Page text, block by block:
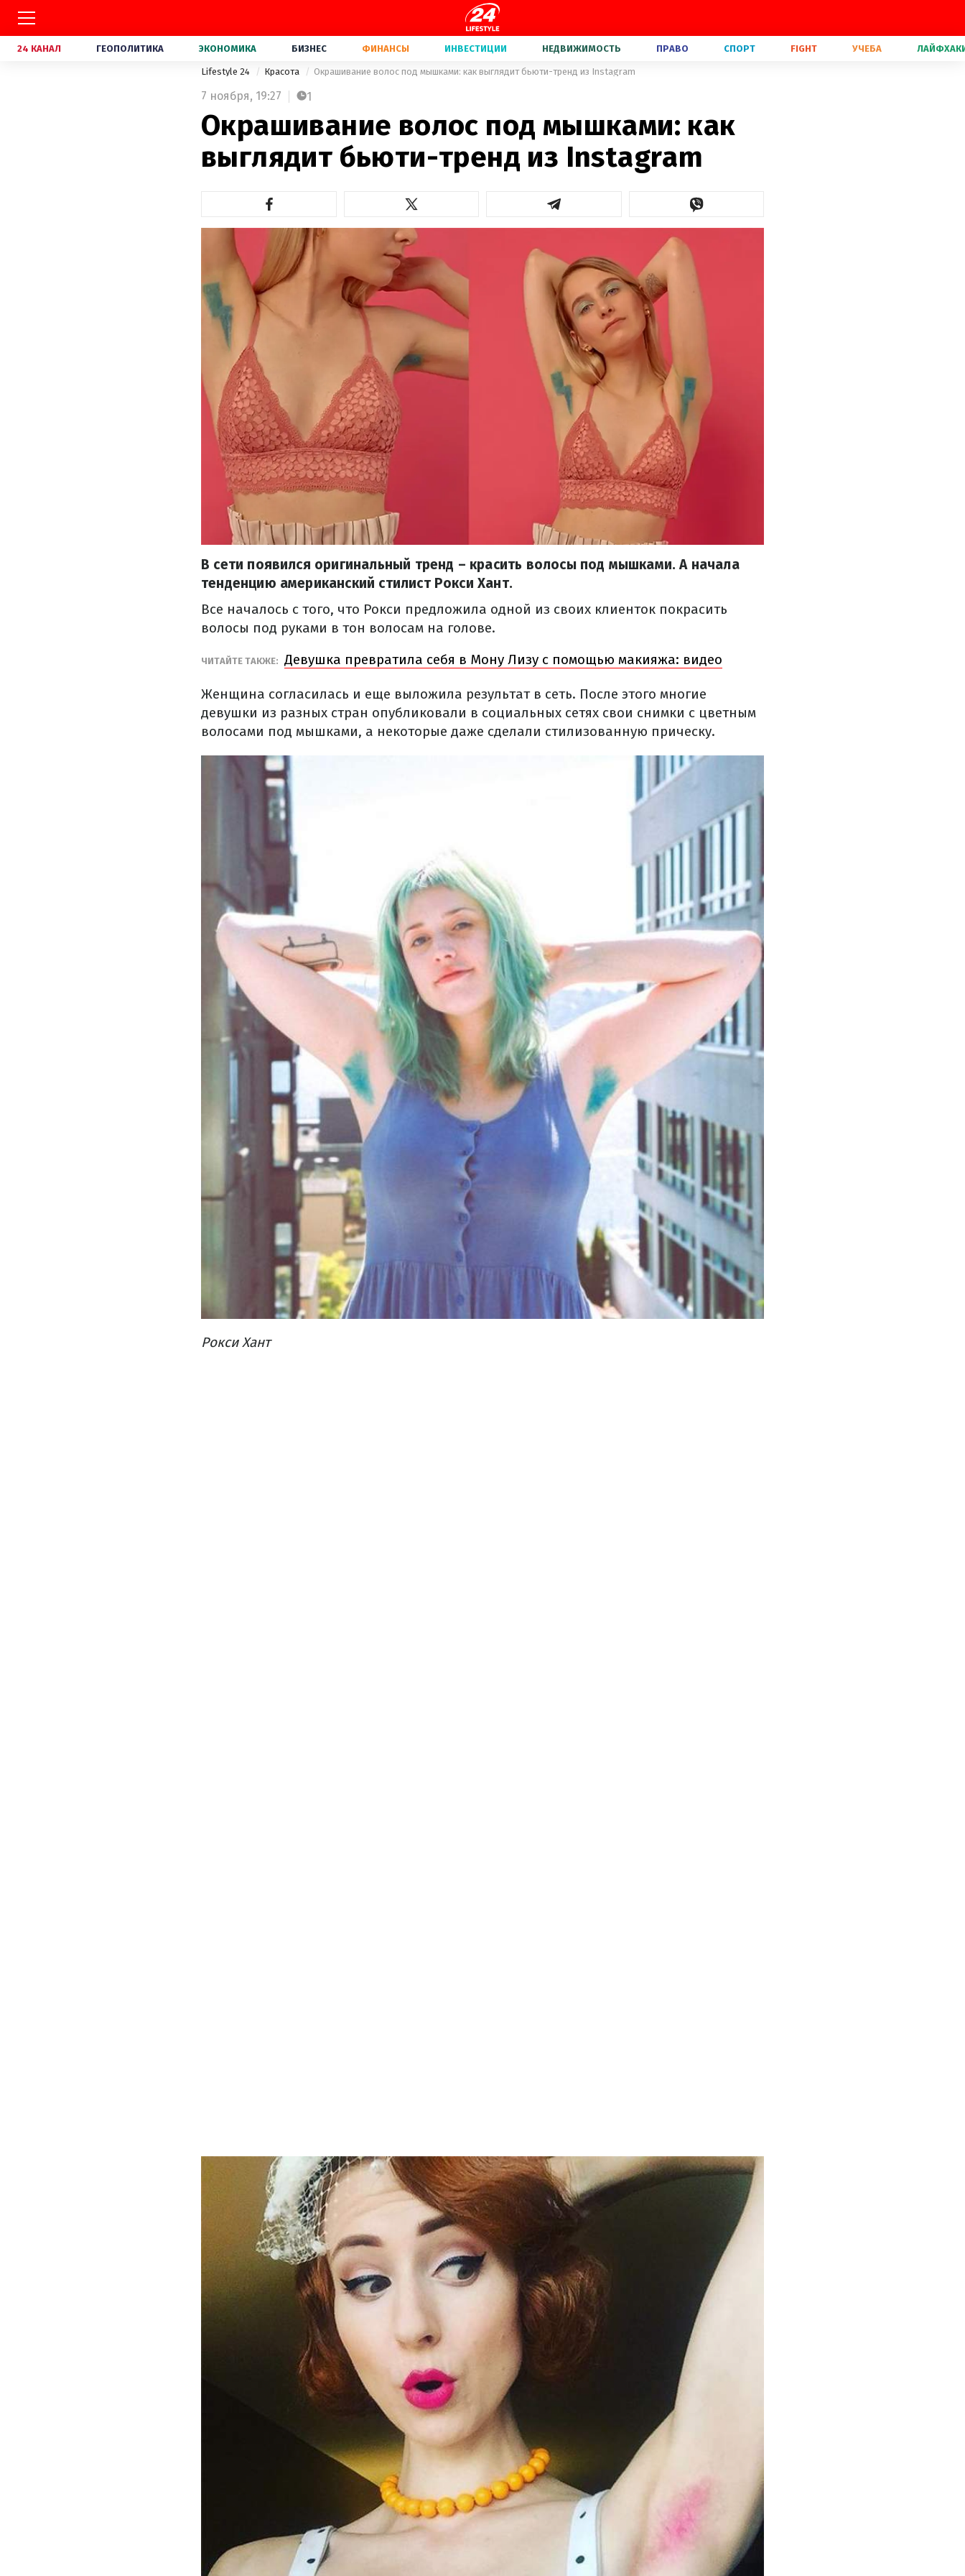
24 КАНАЛ ГЕОПОЛИТИКА ЭКОНОМИКА БИЗНЕС ФИНАНСЫ ИНВЕСТИЦИИ НЕДВИЖИМОСТЬ ПРАВО СПОРТ FIGHT УЧЕБА
Lifestyle 24 Красота Окрашивание волос под мышками: как выглядит бьюти-тренд из Instagram
7 ноября, 19:27 1
Окрашивание волос под мышками: как
выглядит бьюти-тренд из Instagram
В сети появился оригинальный тренд – красить волосы под мышками. А начала
тенденцию американский стилист Рокси Хант.
Все началось с того, что Рокси предложила одной из своих клиенток покрасить
волосы под руками в тон волосам на голове.
ЧИТАЙТЕ ТАКЖЕ: Девушка превратила себя в Мону Лизу с помощью макияжа: видео
Женщина согласилась и еще выложила результат в сеть. После этого многие
девушки из разных стран опубликовали в социальных сетях свои снимки с цветным
волосами под мышками, а некоторые даже сделали стилизованную прическу.
Рокси Хант